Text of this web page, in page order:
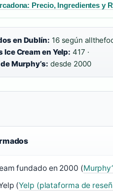
Precio, Ingredientes y
en Dublín: 16 según
Ice Cream en Yelp: 417 ·
Murphy’s: desde 2000
fundado en 2000 (
(Yelp (plataforma de